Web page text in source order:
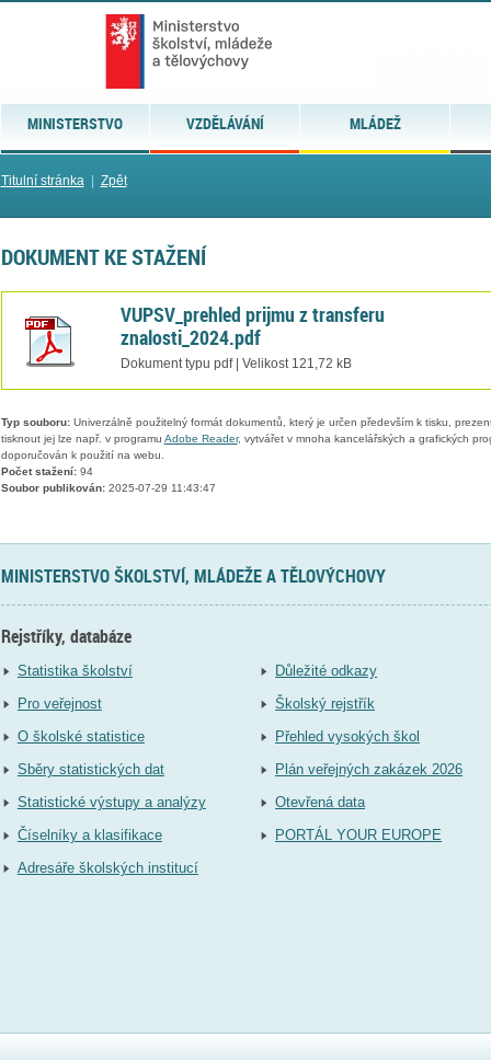
MINISTERSTVO VZDĚLÁVÁNÍ MLÁDEŽ
Titulní stránka| Zpět
DOKUMENT KE STAŽENÍ
VUPSV_prehled prijmu z transferu
znalosti_2024.pdf
Dokument typu pdf | Velikost 121,72 kB
Typ souboru:Univerzálně použitelný formát dokumentů, který je určen především k tisku,
tisknout jej lze např. v programu Adobe Reader, vytvářet v mnoha kancelářských a grafických
doporučován k použití na webu.
Počet stažení:94
Soubor publikován:2025-07-29 11:43:47
MINISTERSTVO ŠKOLSTVÍ, MLÁDEŽE A TĚLOVÝCHOVY
Rejstříky, databáze
Statistika školství
Pro veřejnost
O školské statistice
Sběry statistických dat
Statistické výstupy a analýzy
Číselníky a klasifikace
Adresáře školských institucí
Důležité odkazy
Školský rejstřík
Přehled vysokých škol
Plán veřejných zakázek 2026
Otevřená data
PORTÁL YOUR EUROPE